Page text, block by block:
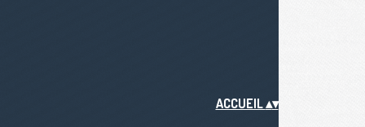
ACCUEIL▴▾